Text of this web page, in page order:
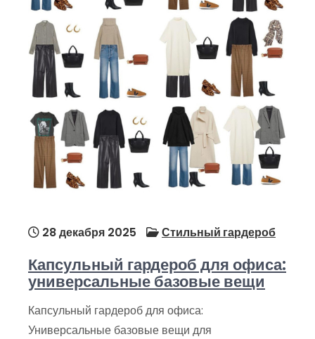
28 декабря 2025 Стильный гардероб
Капсульный гардероб для офиса:
универсальные базовые вещи
Капсульный гардероб для офиса:
Универсальные базовые вещи для